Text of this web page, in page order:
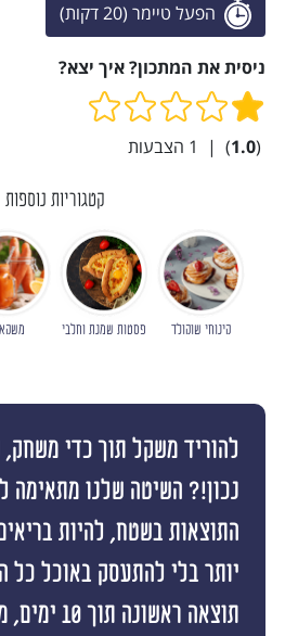
הפעל טיימר (20 דקות)
ניסית את המתכון? איך יצא?
(
1.0
)
|
1 הצבעות
קטגוריות נוספות
קינוחי שוקולד פסטות שמנת וחלבי
להוריד משקל תוך כדי
נכון!? השיטה שלנו מתאימה
התוצאות בשטח, להיות
יותר בלי להתעסק באוכל כל
תוצאה